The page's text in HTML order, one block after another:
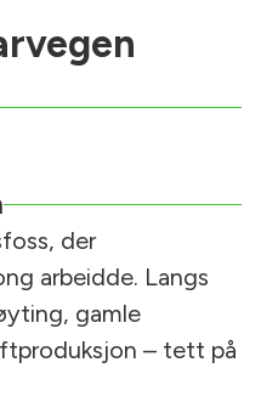
der
arbeidde. Langs
gamle
– tett på